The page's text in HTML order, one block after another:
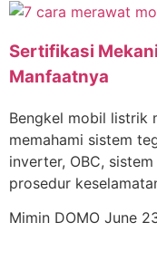
Sertifikasi
Manfaatnya
Bengkel mobil listrik
memahami sistem
inverter, OBC,
prosedur
Mimin DOMO June